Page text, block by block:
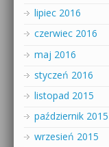
lipiec 2016
czerwiec 2016
maj 2016
styczeń 2016
listopad 2015
październik 2015
wrzesień 2015